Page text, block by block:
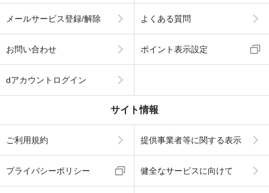
メールサービス登録/解除 よくある質問
お問い合わせ ポイント表示設定
dアカウントログイン
サイト情報
ご利用規約 提供事業者等に関する表示
プライバシーポリシー 健全なサービスに向けて